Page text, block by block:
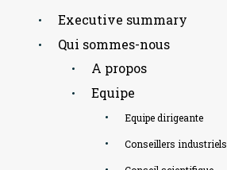
Executive summary
Qui sommes-nous
A propos
Equipe
Equipe dirigeante
Conseillers industriels